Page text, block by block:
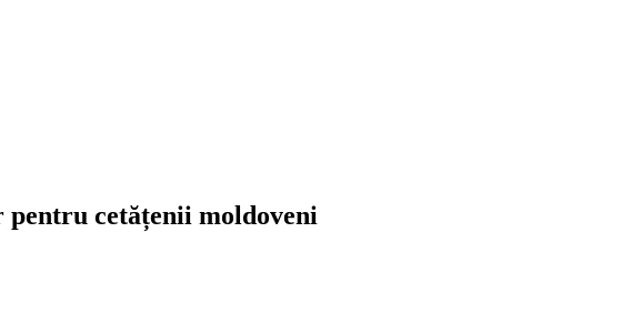
pentru cetățenii moldoveni